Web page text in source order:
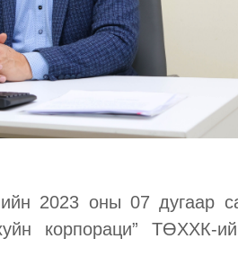
2023 оны 07 дугаар
корпораци” ТӨХХК-